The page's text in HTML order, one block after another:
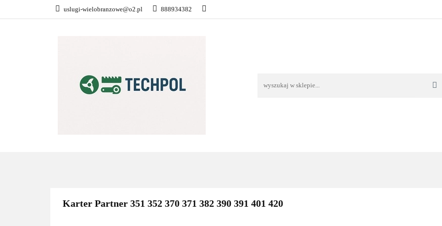
uslugi-wielobranzowe@o2.pl 888934382
Karter Partner 351 352 370 371 382 390 391 401 420